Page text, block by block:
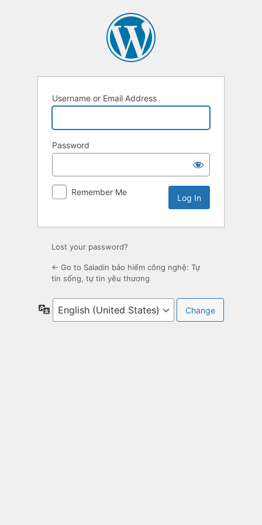
Username or Email Address
Password
Remember Me
Lost your password?
← Go to Saladin bảo hiểm công nghệ: Tự
tin sống, tự tin yêu thương
Language